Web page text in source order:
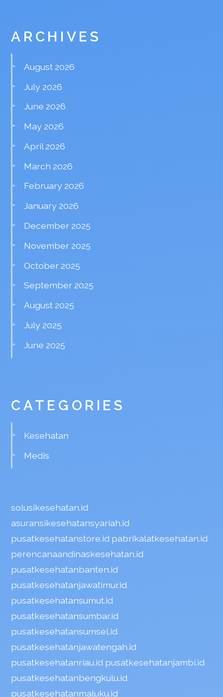
ARCHIVES
August 2026
July 2026
June 2026
May 2026
April 2026
March 2026
February 2026
January 2026
December 2025
November 2025
October 2025
September 2025
August 2025
July 2025
June 2025
CATEGORIES
Kesehatan
Medis
solusikesehatan.id
asuransikesehatansyariah.id
pusatkesehatanstore.id pabrikalatkesehatan.id
perencanaandinaskesehatan.id
pusatkesehatanbanten.id
pusatkesehatanjawatimur.id
pusatkesehatansumut.id
pusatkesehatansumbar.id
pusatkesehatansumsel.id
pusatkesehatanjawatengah.id
pusatkesehatanriau.id pusatkesehatanjambi.id
pusatkesehatanbengkulu.id
pusatkesehatanmaluku.id